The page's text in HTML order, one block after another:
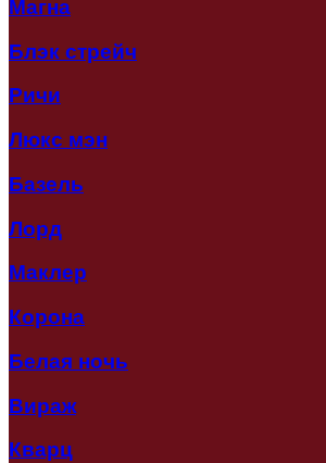
Магна
Блэк стрейч
Ричи
Люкс мэн
Базель
Лорд
Маклер
Корона
Белая ночь
Вираж
Кварц